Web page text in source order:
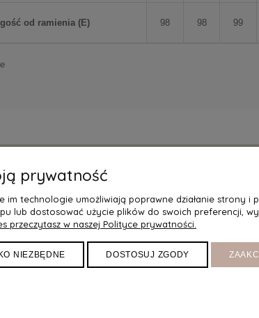
od ramienia ( E) 98 98 99
Czas realizacji i dostępność
Koszty i metody dostawy
Darmowa Wymiana
Sposoby płatności
prywatność
im technologie umożliwiają poprawne działanie strony
lub dostosować użycie plików do swoich preferencji,
przeczytasz w naszej Polityce prywatności.
NIEZBĘDNE DOSTOSUJ ZGODY